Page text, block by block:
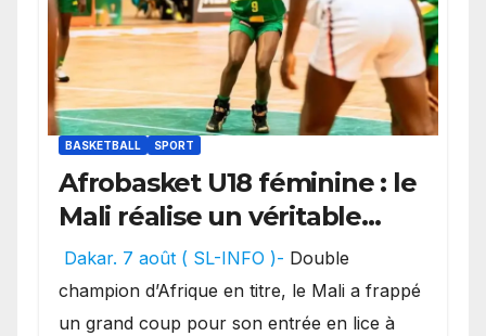
BASKETBALL SPORT
Afrobasket U18 féminine : le
Mali réalise un véritable
festival offensif et inflige
une lourde défaite au
Bénin.
Dakar. 7 août ( SL-INFO )- Double
champion d’Afrique en titre, le Mali a frappé
un grand coup pour son entrée en lice à